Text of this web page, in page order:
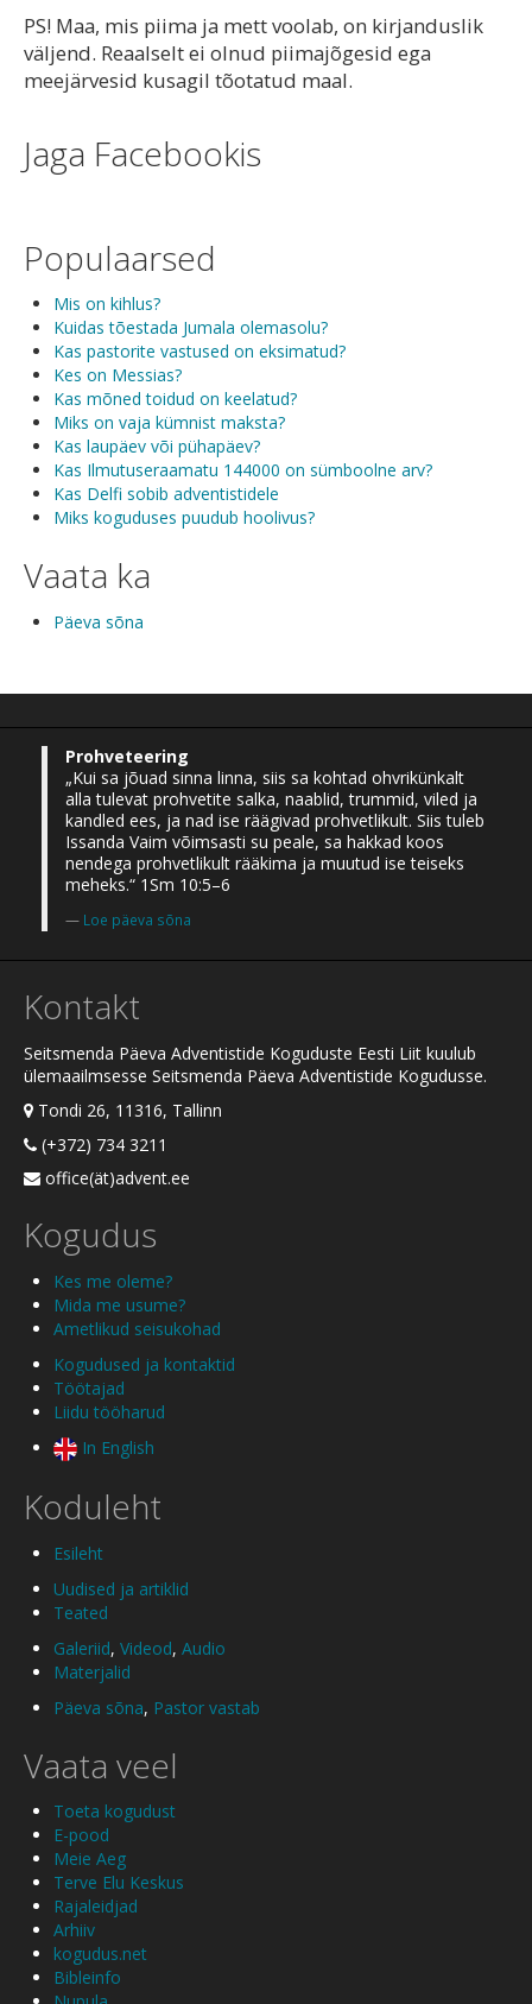
PS! Maa, mis piima ja mett voolab, on kirjanduslik
väljend. Reaalselt ei olnud piimajõgesid ega
meejärvesid kusagil tõotatud maal.
Jaga Facebookis
Populaarsed
Mis on kihlus?
Kuidas tõestada Jumala olemasolu?
Kas pastorite vastused on eksimatud?
Kes on Messias?
Kas mõned toidud on keelatud?
Miks on vaja kümnist maksta?
Kas laupäev või pühapäev?
Kas Ilmutuseraamatu 144000 on sümboolne arv?
Kas Delfi sobib adventistidele
Miks koguduses puudub hoolivus?
Vaata ka
Päeva sõna
Prohveteering
„Kui sa jõuad sinna linna, siis sa kohtad ohvrikünkalt
alla tulevat prohvetite salka, naablid, trummid, viled ja
kandled ees, ja nad ise räägivad prohvetlikult. Siis tuleb
Issanda Vaim võimsasti su peale, sa hakkad koos
nendega prohvetlikult rääkima ja muutud ise teiseks
meheks.“ 1Sm 10:5–6
Loe päeva sõna
Kontakt
Seitsmenda Päeva Adventistide Koguduste Eesti Liit kuulub
ülemaailmsesse Seitsmenda Päeva Adventistide Kogudusse.
Tondi 26, 11316, Tallinn
(+372) 734 3211
office(ät)advent.ee
Kogudus
Kes me oleme?
Mida me usume?
Ametlikud seisukohad
Kogudused ja kontaktid
Töötajad
Liidu tööharud
In English
Koduleht
Esileht
Uudised ja artiklid
Teated
Galeriid, Videod, Audio
Materjalid
Päeva sõna, Pastor vastab
Vaata veel
Toeta kogudust
E-pood
Meie Aeg
Terve Elu Keskus
Rajaleidjad
Arhiiv
kogudus.net
Bibleinfo